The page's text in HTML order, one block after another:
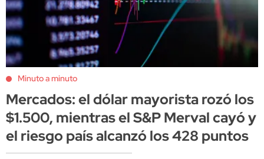
Minuto a minuto
Mercados: el dólar mayorista rozó los
$1.500, mientras el S&P Merval cayó y
el riesgo país alcanzó los 428 puntos